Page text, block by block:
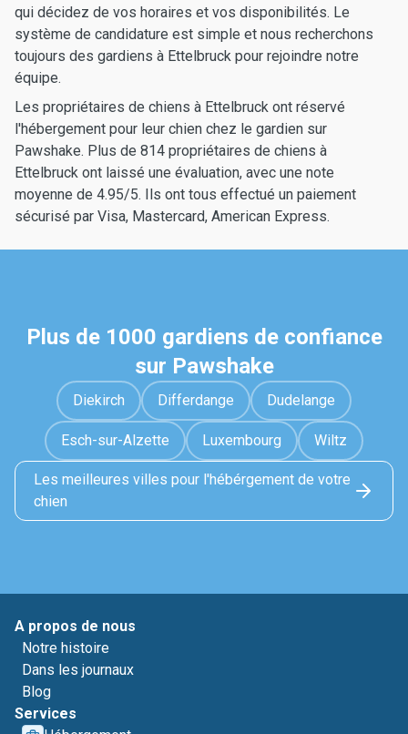
qui décidez de vos horaires et vos disponibilités. Le
système de candidature est simple et nous recherchons
toujours des gardiens à Ettelbruck pour rejoindre notre
équipe.
Les propriétaires de chiens à Ettelbruck ont réservé
l'hébergement pour leur chien chez le gardien sur
Pawshake. Plus de 814 propriétaires de chiens à
Ettelbruck ont laissé une évaluation, avec une note
moyenne de 4.95/5. Ils ont tous effectué un paiement
sécurisé par Visa, Mastercard, American Express.
Plus de 1000 gardiens de confiance
sur Pawshake
Diekirch Differdange Dudelange
Esch-sur-Alzette Luxembourg Wiltz
Les meilleures villes pour l'hébérgement de votre
chien
A propos de nous
Notre histoire
Dans les journaux
Blog
Services